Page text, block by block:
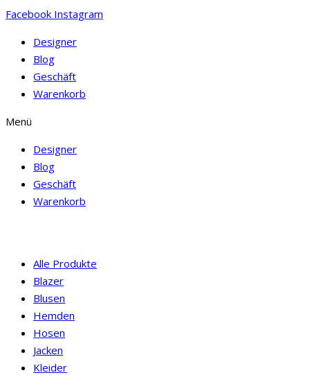
Facebook Instagram
Designer
Blog
Geschäft
Warenkorb
Menü
Designer
Blog
Geschäft
Warenkorb
Alle Produkte
Blazer
Blusen
Hemden
Hosen
Jacken
Kleider